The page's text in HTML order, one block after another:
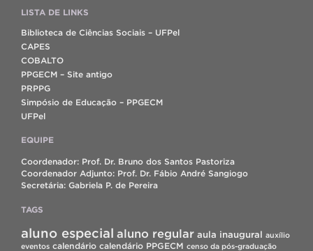
LISTA DE LINKS
Biblioteca de Ciências Sociais – UFPel
CAPES
COBALTO
PPGECM – Site antigo
PRPPG
Simpósio de Educação – PPGECM
UFPel
EQUIPE
Coordenador: Prof. Dr. Bruno dos Santos Pastoriza
Coordenador Adjunto: Prof. Dr. Fábio André Sangiogo
Secretária: Gabriela P. de Pereira
TAGS
aluno especial aluno regular aula inaugural auxílio
eventos calendário calendário PPGECM censo da pós-graduação